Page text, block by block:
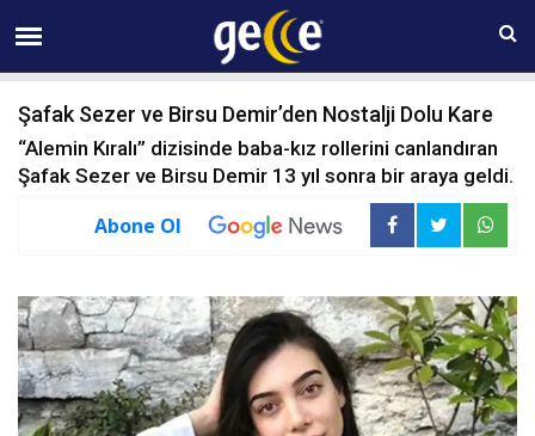
07 AĞUSTOS Cuma 10:23
Şafak Sezer ve Birsu Demir’den Nostalji Dolu Kare
“Alemin Kıralı” dizisinde baba-kız rollerini canlandıran
Şafak Sezer ve Birsu Demir 13 yıl sonra bir araya geldi.
Abone Ol